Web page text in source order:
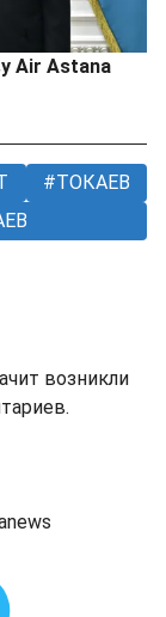
Air Astana
ТОКАЕВ
возникли